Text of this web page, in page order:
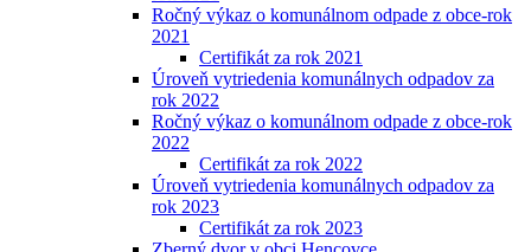
Ročný výkaz o komunálnom odpade z obce-rok
2021
Certifikát za rok 2021
Úroveň vytriedenia komunálnych odpadov za
rok 2022
Ročný výkaz o komunálnom odpade z obce-rok
2022
Certifikát za rok 2022
Úroveň vytriedenia komunálnych odpadov za
rok 2023
Certifikát za rok 2023